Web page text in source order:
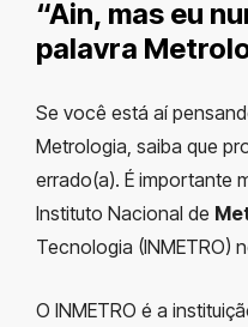
“Ain, mas eu
palavra
Se você está aí
Metrologia, saiba que
errado(a). É importante
Instituto Nacional de
Tecnologia (INMETRO)
O INMETRO é a